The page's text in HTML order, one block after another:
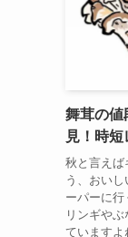
舞茸の値
見！時
秋と言えば
う、おい
ーパーに行
リンギや
ていますよ